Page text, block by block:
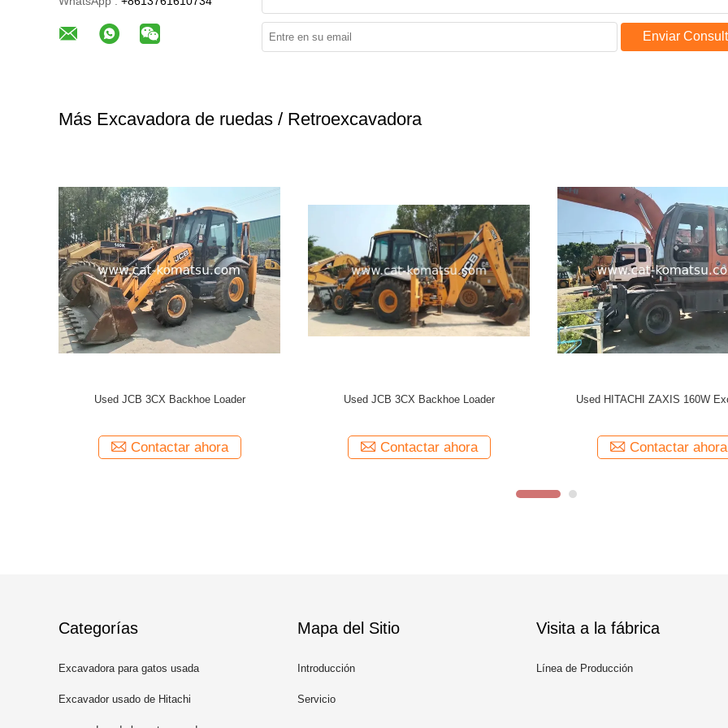
Enviar
Más Excavadora de ruedas / Retroexcavadora
Used CAT 966H Ioader
Contactar ahora
Used ORIGINAL JCB 3CX Backhoe Loader
Contactar ahora
Used
Categorías
Excavadora para gatos usada
Excavador usado de Hitachi
Mapa del Sitio
Introducción
Servicio
Visita a la fábrica
Línea de Producción